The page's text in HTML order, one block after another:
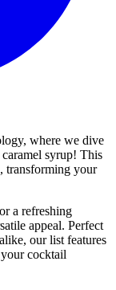
where we dive
syrup! This
transforming your
a refreshing
appeal. Perfect
our list features
cocktail